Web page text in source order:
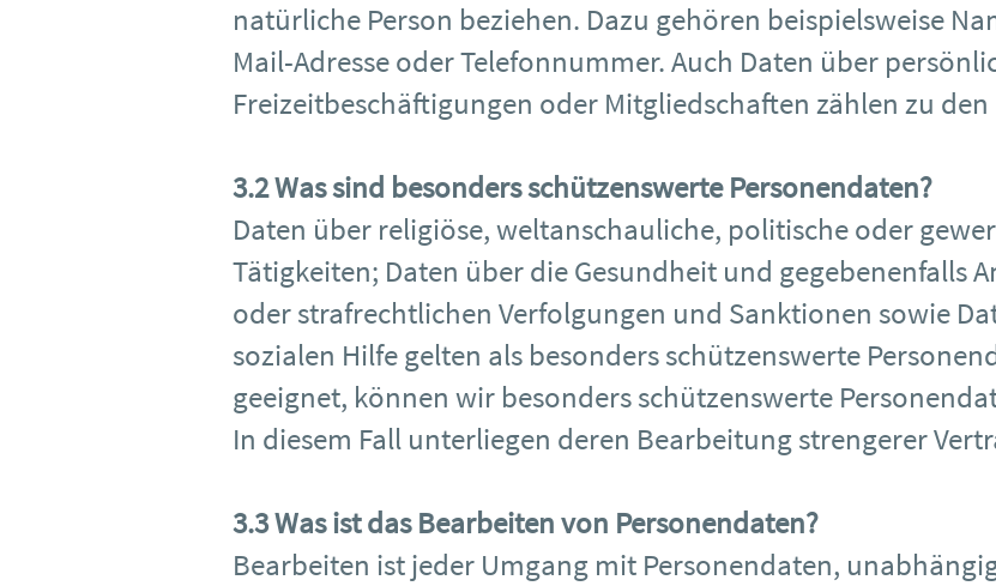
natürliche Person beziehen. Dazu gehören beispielsweise
Mail-Adresse oder Telefonnummer. Auch Daten über
Freizeitbeschäftigungen oder Mitgliedschaften zählen zu
3.2 Was sind besonders schützenswerte Personendaten?
Daten über religiöse, weltanschauliche, politische oder
Tätigkeiten; Daten über die Gesundheit und gegebenenfalls
oder strafrechtlichen Verfolgungen und Sanktionen sowie
sozialen Hilfe gelten als besonders schützenswerte
geeignet, können wir besonders schützenswerte
In diesem Fall unterliegen deren Bearbeitung strengerer
3.3 Was ist das Bearbeiten von Personendaten?
Bearbeiten ist jeder Umgang mit Personendaten,